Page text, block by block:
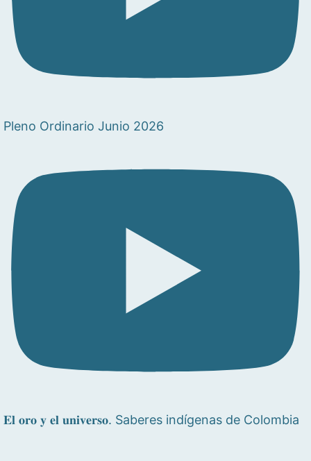
Pleno Ordinario Junio 2026
𝐄𝐥 𝐨𝐫𝐨 𝐲 𝐞𝐥 𝐮𝐧𝐢𝐯𝐞𝐫𝐬𝐨. Saberes indígenas de Colombia